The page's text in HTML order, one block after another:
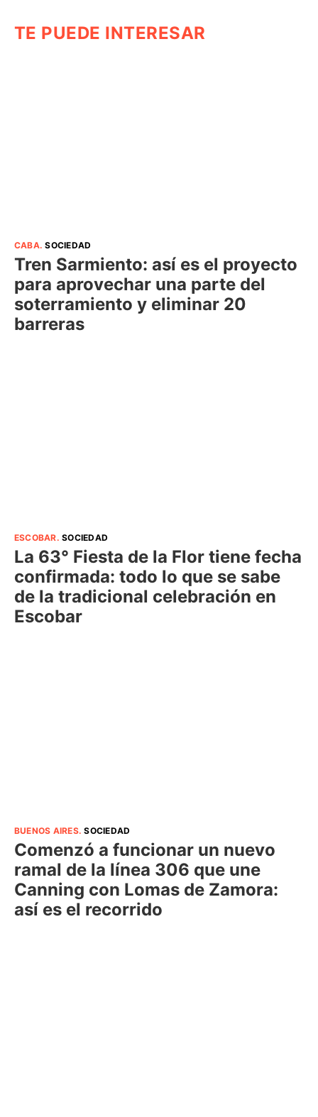
TE PUEDE INTERESAR
CABA.SOCIEDAD
Tren Sarmiento: así es el proyecto
para aprovechar una parte del
soterramiento y eliminar 20
barreras
ESCOBAR.SOCIEDAD
La 63° Fiesta de la Flor tiene fecha
confirmada: todo lo que se sabe
de la tradicional celebración en
Escobar
BUENOS AIRES.SOCIEDAD
Comenzó a funcionar un nuevo
ramal de la línea 306 que une
Canning con Lomas de Zamora:
así es el recorrido